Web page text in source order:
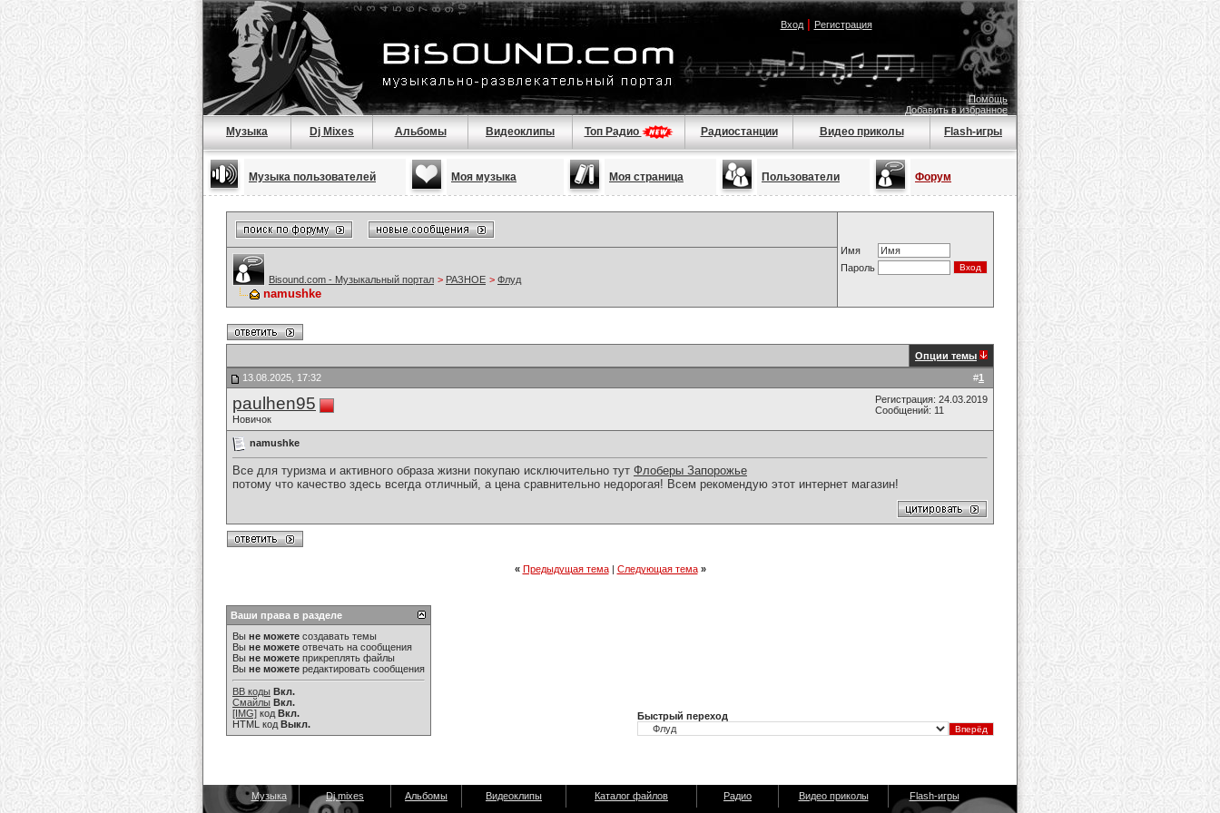
Вход| Регистрация
Помощь
Добавить в избранное
Музыка Dj Mixes Альбомы Видеоклипы Топ Радио Радиостанции Видео приколы Flash-игры
Музыка пользователей Моя музыка Моя страница Пользователи Форум
Имя
Пароль
Bisound.com - Музыкальный портал > РАЗНОЕ > Флуд
namushke
Опции темы
#1
13.08.2025, 17:32
paulhen95
Новичок
Регистрация: 24.03.2019
Сообщений: 11
namushke
Все для туризма и активного образа жизни покупаю исключительно тут Флоберы Запорожье
потому что качество здесь всегда отличный, а цена сравнительно недорогая! Всем рекомендую этот интернет магазин!
« Предыдущая тема| Следующая тема »
Ваши права в разделе
Вы не можете создавать темы
Вы не можете отвечать на сообщения
Вы не можете прикреплять файлы
Вы не можете редактировать сообщения
BB коды Вкл.
Смайлы Вкл.
[IMG] код Вкл.
HTML код Выкл.
Быстрый переход
Музыка Dj mixes Альбомы Видеоклипы Каталог файлов Радио Видео приколы Flash-игры